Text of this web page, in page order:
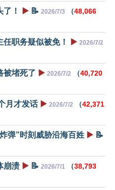
！ ▶️ 📝 2026/7/3 （48,066
职务疑似被免！ ▶️ 2026/7/2
被堵死了 ▶️ 2026/7/2 （40,720
月才发话 ▶️ 2026/7/2 （42,371
弹”时刻威胁沿海百姓 ▶️ 📝
崩溃 ▶️ 📝 2026/7/1 （38,793